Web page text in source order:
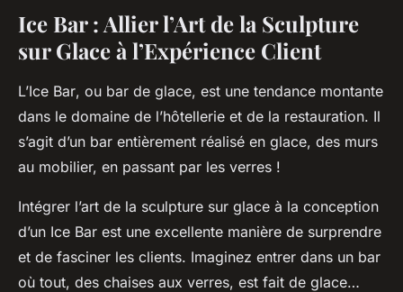
Ice Bar : Allier l’Art de la Sculpture
sur Glace à l’Expérience Client
L’Ice Bar, ou bar de glace, est une tendance montante
dans le domaine de l’hôtellerie et de la restauration. Il
s’agit d’un bar entièrement réalisé en glace, des murs
au mobilier, en passant par les verres !
Intégrer l’art de la sculpture sur glace à la conception
d’un Ice Bar est une excellente manière de surprendre
et de fasciner les clients. Imaginez entrer dans un bar
où tout, des chaises aux verres, est fait de glace…